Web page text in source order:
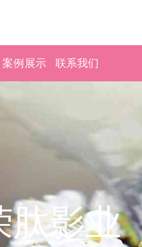
案例展示 联系我们
肽影业